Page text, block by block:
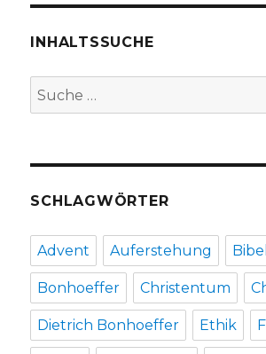
2017
INHALTSSUCHE
Suche
nach:
SCHLAGWÖRTER
Advent Auferstehung Bibel
Bonhoeffer Christentum
Dietrich Bonhoeffer Ethik